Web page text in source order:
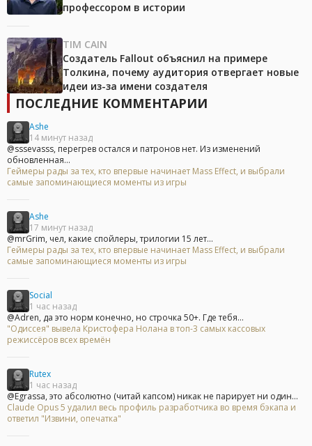
профессором в истории
TIM CAIN
Создатель Fallout объяснил на примере
Толкина, почему аудитория отвергает новые
идеи из-за имени создателя
ПОСЛЕДНИЕ КОММЕНТАРИИ
Ashe
14 минут назад
@sssevasss, перегрев остался и патронов нет. Из изменений
обновленная...
Геймеры рады за тех, кто впервые начинает Mass Effect, и выбрали
самые запоминающиеся моменты из игры
Ashe
17 минут назад
@mrGrim, чел, какие спойлеры, трилогии 15 лет...
Геймеры рады за тех, кто впервые начинает Mass Effect, и выбрали
самые запоминающиеся моменты из игры
Social
1 час назад
@Adren, да это норм конечно, но строчка 50+. Где тебя...
"Одиссея" вывела Кристофера Нолана в топ-3 самых кассовых
режиссёров всех времён
Rutex
1 час назад
@Egrassa, это абсолютно (читай капсом) никак не парирует ни один...
Claude Opus 5 удалил весь профиль разработчика во время бэкапа и
ответил "Извини, опечатка"